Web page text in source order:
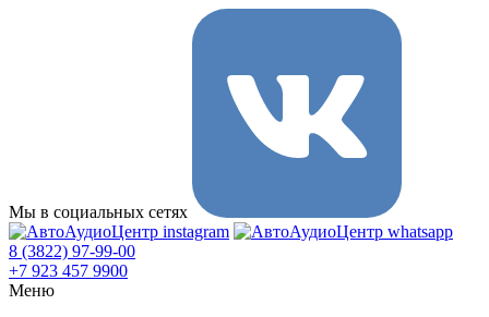
Мы в социальных сетях
8 (3822) 97-99-00
+7 923 457 9900
Меню